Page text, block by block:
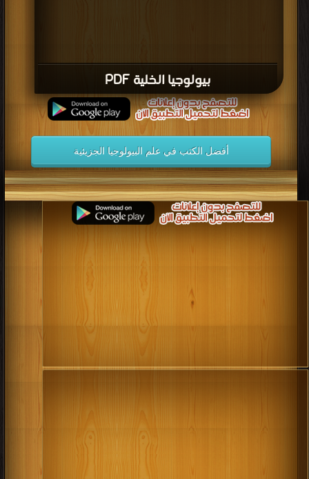
بيولوجيا الخلية PDF
أفضل الكتب في علم البيولوجيا الجزيئية